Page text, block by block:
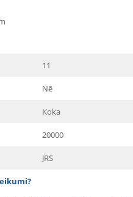
11
Nē
Koka
20000
JRS